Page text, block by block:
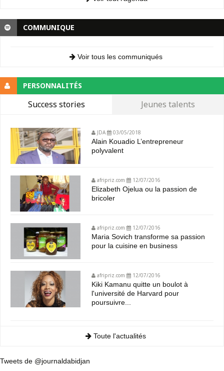
COMMUNIQUE
Voir tous les communiqués
PERSONNALITÉS
Success stories Jeunes talents
JDA 03/05/2018
Alain Kouadio L’entrepreneur
polyvalent
afripriz.com 12/07/2016
Elizabeth Ojelua ou la passion de
bricoler
afripriz.com 12/07/2016
Maria Sovich transforme sa passion
pour la cuisine en business
afripriz.com 12/07/2016
Kiki Kamanu quitte un boulot à
l'université de Harvard pour
poursuivre...
Toute l'actualités
Tweets de @journaldabidjan